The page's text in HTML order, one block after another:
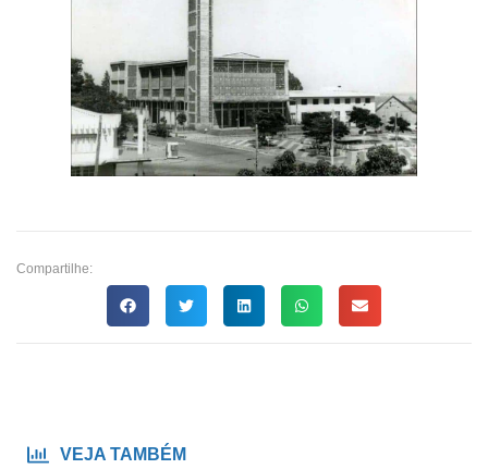
Compartilhe:
VEJA TAMBÉM